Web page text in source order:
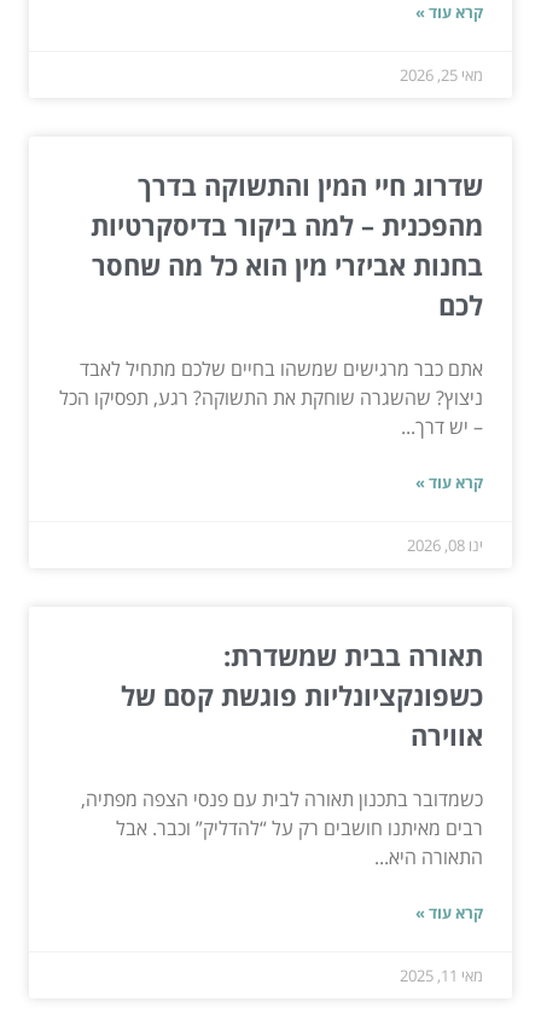
קרא עוד »
מאי 25, 2026
שדרוג חיי המין והתשוקה בדרך
מהפכנית – למה ביקור בדיסקרטיות
בחנות אביזרי מין הוא כל מה שחסר
לכם
אתם כבר מרגישים שמשהו בחיים שלכם מתחיל לאבד
ניצוץ? שהשגרה שוחקת את התשוקה? רגע, תפסיקו הכל
– יש דרך...
קרא עוד »
ינו 08, 2026
תאורה בבית שמשדרת:
כשפונקציונליות פוגשת קסם של
אווירה
כשמדובר בתכנון תאורה לבית עם פנסי הצפה מפתיה,
רבים מאיתנו חושבים רק על “להדליק” וכבר. אבל
התאורה היא...
קרא עוד »
מאי 11, 2025